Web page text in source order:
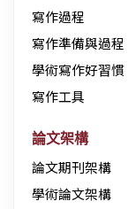
寫作過程
寫作準備與過程
學術寫作好習慣
寫作工具
論文架構
論文期刊架構
學術論文架構